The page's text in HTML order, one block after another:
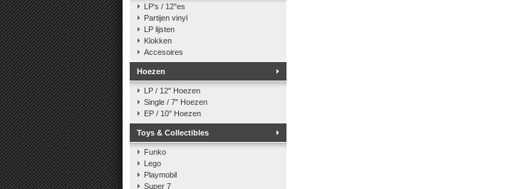
LP's / 12"es
Partijen vinyl
LP lijsten
Klokken
Accesoires
Hoezen
LP / 12" Hoezen
Single / 7" Hoezen
EP / 10" Hoezen
Toys & Collectibles
Funko
Lego
Playmobil
Super 7